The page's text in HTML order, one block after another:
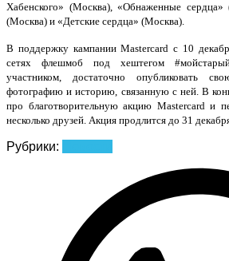
Хабенского» (Москва), «Обнаженные сердца»
(Москва) и «Детские сердца» (Москва).
В поддержку кампании Mastercard с 10
сетях флешмоб под хештегом
участником, достаточно опубликовать
фотографиюи историю, связанную с ней. В
про благотворительную акцию Mastercardи
несколько друзей. Акция продлится до 31
Рубрики: